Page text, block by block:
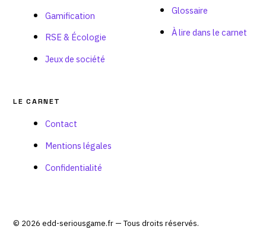
Gamification
RSE & Écologie
Jeux de société
Glossaire
À lire dans le carnet
LE CARNET
Contact
Mentions légales
Confidentialité
© 2026 edd-seriousgame.fr — Tous droits réservés.